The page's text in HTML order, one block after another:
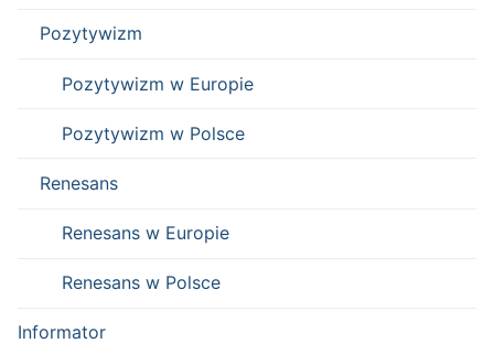
Pozytywizm
Pozytywizm w Europie
Pozytywizm w Polsce
Renesans
Renesans w Europie
Renesans w Polsce
Informator